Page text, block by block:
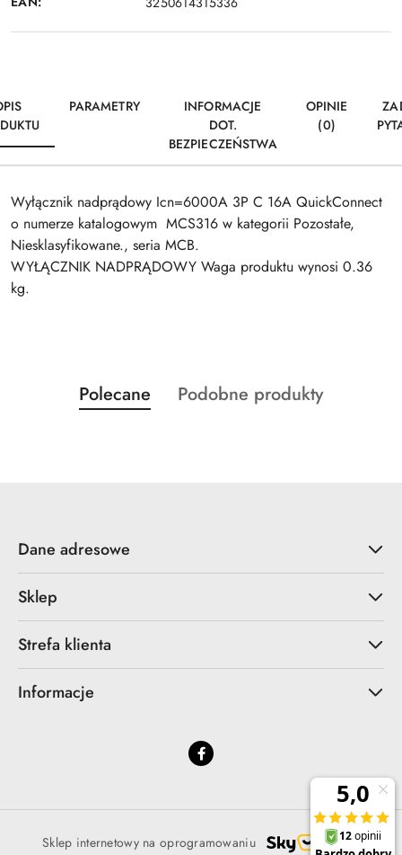
PARAMETRY
INFORMACJE
DOT.
BEZPIECZEŃSTWA
OPINIE
(0)
Wyłącznik nadprądowy Icn=6000A 3P C 16A QuickConnect
o numerze katalogowym MCS316 w kategorii Pozostałe,
Niesklasyfikowane., seria MCB.
WYŁĄCZNIK NADPRĄDOWY Waga produktu wynosi 0.36
kg.
Pomiń karuzelę produktów
Produkty
o
Polecane
Produkty
Podobne produkty
Dane adresowe
Sklep
Strefa klienta
Informacje
Sklep internetowy na oprogramowaniu